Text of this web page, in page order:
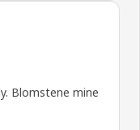
kundevurdering 5
Blomstene mine